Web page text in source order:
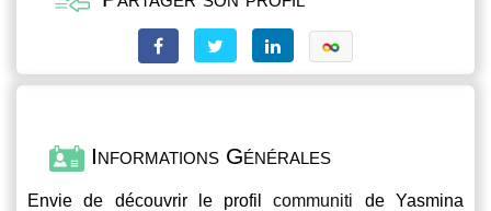
Informations Générales
Envie de découvrir le profilcommuniti de Yasmina